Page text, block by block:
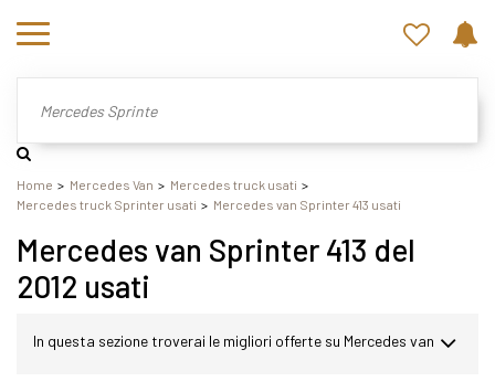
Home Mercedes Van
Mercedes truck usati
Mercedes truck Sprinter usati
Mercedes van Sprinter 413 usati
Mercedes van Sprinter 413 del
2012 usati
In questa sezione troverai le migliori offerte su Mercedes van